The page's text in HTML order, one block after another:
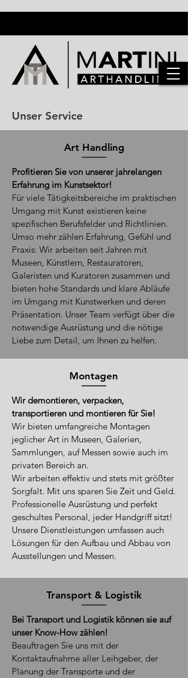
Unser Service
Art Handling
Profitieren Sie von unserer jahrelangen
Erfahrung im Kunstsektor!
Für viele Tätigkeitsbereiche im praktischen
Umgang mit Kunst existieren keine
spezifischen Berufsfelder und Richtlinien.
Umso mehr zählen Erfahrung, Gefühl und
Praxis: Wir arbeiten seit Jahren mit
Museen, Künstlern, Restauratoren,
Galeristen und Kuratoren zusammen und
bieten hohe Standards und klare Abläufe
im Umgang mit Kunstwerken und deren
Präsentation. Unser Team verfügt über die
notwendige Ausrüstung und die nötige
Liebe zum Detail, um Ihnen zu helfen.
Montagen
Wir demontieren, verpacken,
transportieren und montieren für Sie!
Wir bieten umfangreiche Montagen
jeglicher Art in Museen, Galerien,
Sammlungen, auf Messen sowie auch im
privaten Bereich an.
Wir arbeiten effektiv und stets mit größter
Sorgfalt. Mit uns sparen Sie Zeit und Geld.
Professionelle Ausrüstung ​und perfekt
geschultes Personal, jeder Handgriff sitzt!
Unsere Dienstleistungen umfassen auch
Lösungen für den Aufbau und Abbau von
Ausstellungen und Messen.
Transport & Logistik
Bei Transport und Logistik können sie auf
unser Know-How zählen!
Beauftragen Sie uns mit der
Kontaktaufnahme aller Leihgeber, der
Planung der Transporte und der